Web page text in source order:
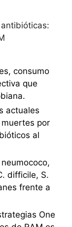
consumo
que
actuales
por
al
difficile, S.
frente a
One